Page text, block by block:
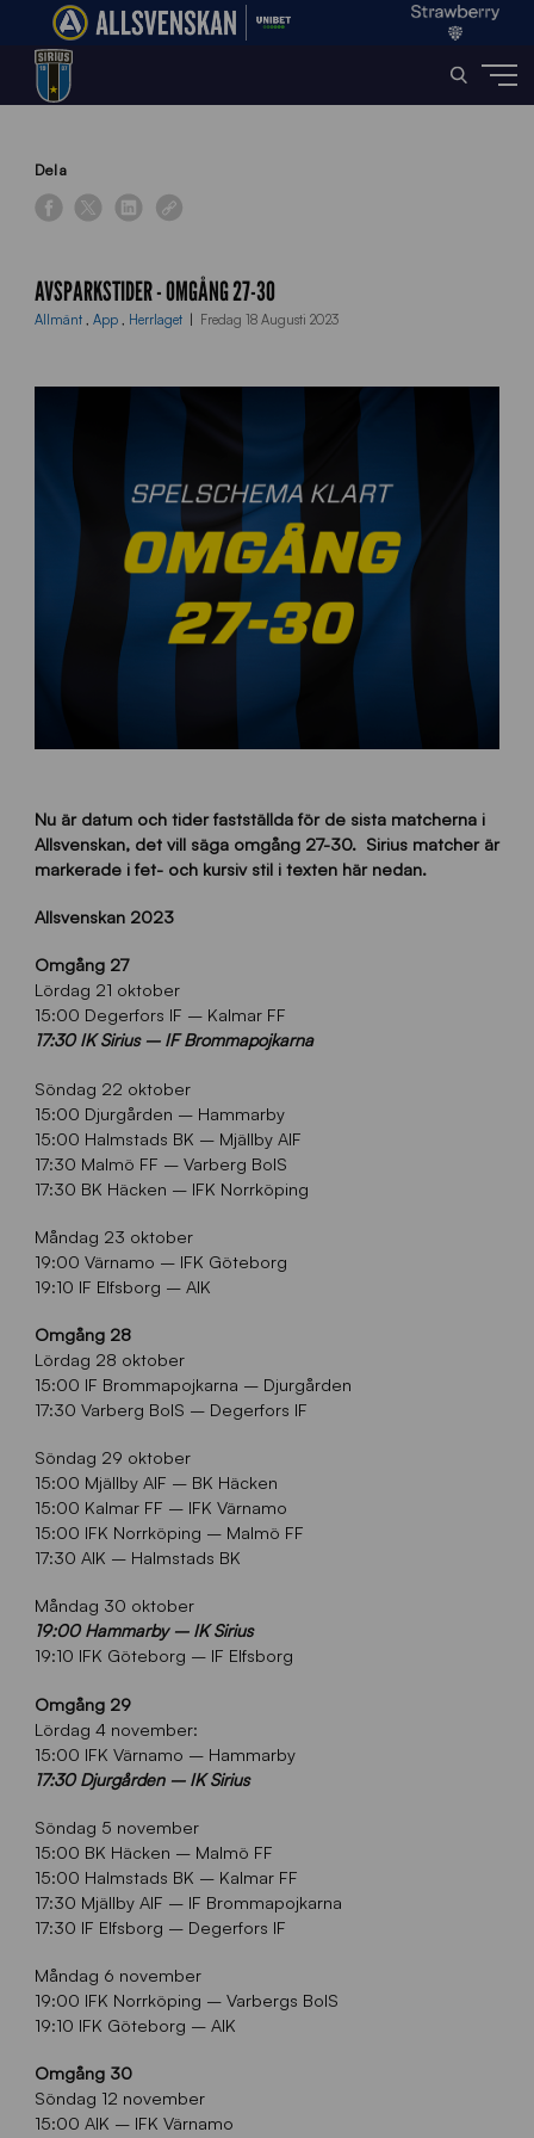
Home»
Dela
AVSPARKSTIDER - OMGÅNG 27-30
Allmänt , App , Herrlaget Fredag 18 Augusti 2023
Nu är datum och tider fastställda för de sista matcherna i
Allsvenskan, det vill säga omgång 27-30. Sirius matcher är
markerade i fet- och kursiv stil i texten här nedan.
Allsvenskan 2023
Omgång 27
Lördag 21 oktober
15:00 Degerfors IF – Kalmar FF
17:30 IK Sirius – IF Brommapojkarna
Söndag 22 oktober
15:00 Djurgården – Hammarby
15:00 Halmstads BK – Mjällby AIF
17:30 Malmö FF – Varberg BoIS
17:30 BK Häcken – IFK Norrköping
Måndag 23 oktober
19:00 Värnamo – IFK Göteborg
19:10 IF Elfsborg – AIK
Omgång 28
Lördag 28 oktober
15:00 IF Brommapojkarna – Djurgården
17:30 Varberg BoIS – Degerfors IF
Söndag 29 oktober
15:00 Mjällby AIF – BK Häcken
15:00 Kalmar FF – IFK Värnamo
15:00 IFK Norrköping – Malmö FF
17:30 AIK – Halmstads BK
Måndag 30 oktober
19:00 Hammarby – IK Sirius
19:10 IFK Göteborg – IF Elfsborg
Omgång 29
Lördag 4 november:
15:00 IFK Värnamo – Hammarby
17:30 Djurgården – IK Sirius
Söndag 5 november
15:00 BK Häcken – Malmö FF
15:00 Halmstads BK – Kalmar FF
17:30 Mjällby AIF – IF Brommapojkarna
17:30 IF Elfsborg – Degerfors IF
Måndag 6 november
19:00 IFK Norrköping – Varbergs BoIS
19:10 IFK Göteborg – AIK
Omgång 30
Söndag 12 november
15:00 AIK – IFK Värnamo